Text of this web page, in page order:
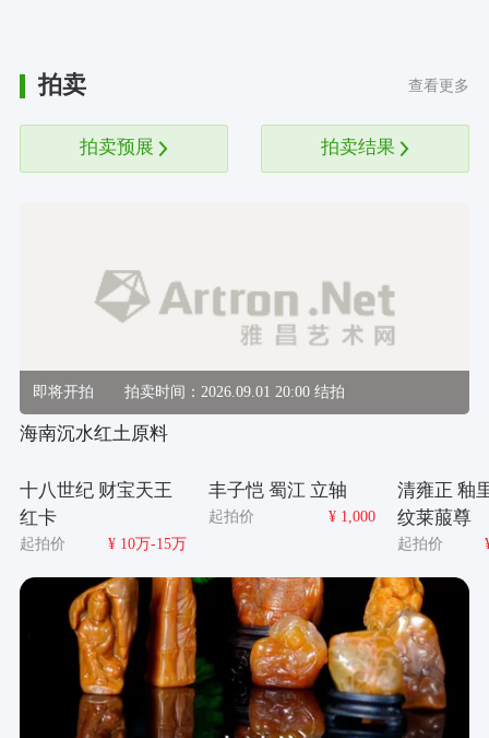
拍卖 查看更多
拍卖预展 拍卖结果
即将开拍 拍卖时间：2026.09.01 20:00 结拍
海南沉水红土原料
十八世纪 财宝天王
红卡
起拍价 ¥ 10万-15万
丰子恺 蜀江 立轴
起拍价 ¥ 1,000
清雍正 釉
纹莱菔尊
起拍价